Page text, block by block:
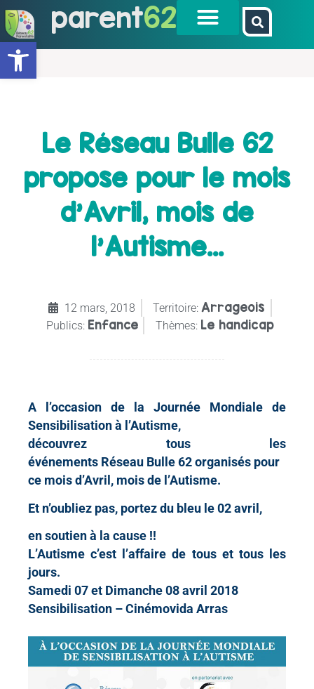
Ouvrir la barre d’outils
parent62
Le Réseau Bulle 62
propose pour le mois
d’Avril, mois de
l’Autisme…
12 mars, 2018 Territoire: Arrageois
Publics: Enfance Thèmes: Le handicap
A l’occasion de la Journée Mondiale de
Sensibilisation à l’Autisme,
découvrez tous les
événements Réseau Bulle62 organisés pour
ce mois d’Avril, mois de l’Autisme.
Et n’oubliez pas, portez du bleu le 02 avril,
en soutien à la cause !!
L’Autisme c’est l’affaire de tous et tous les
jours.
Samedi 07 et Dimanche 08 avril 2018
Sensibilisation – Cinémovida Arras